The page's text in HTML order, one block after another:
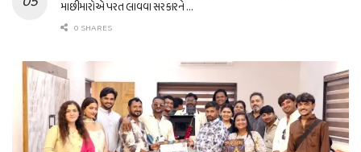
માછીમારોએ પરત લાવવા સરકારને …
0 SHARES